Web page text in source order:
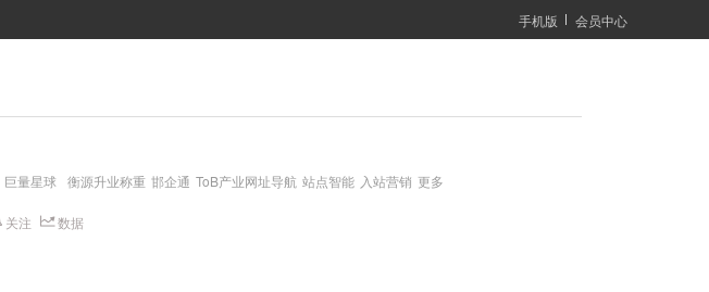
手机版 会员中心
巨量星球 衡源升业称重 邯企通 ToB产业网址导航 站点智能 入站营销 更多
关注 数据